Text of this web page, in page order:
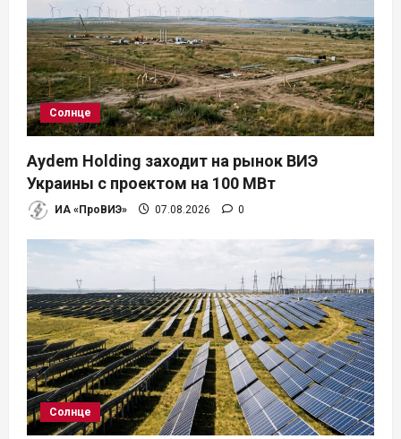
Солнце
Aydem Holding заходит на рынок ВИЭ
Украины с проектом на 100 МВт
ИА «ПроВИЭ» 07.08.2026 0
Солнце